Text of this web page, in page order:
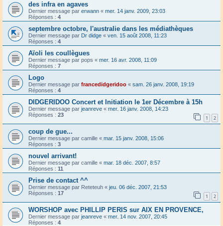
des infra en agaves
Dernier message par erwann « mer. 14 janv. 2009, 23:03
Réponses : 4
septembre octobre, l'australie dans les médiathèques
Dernier message par Dr didge « ven. 15 août 2008, 11:23
Réponses : 4
Aïoli les coullègues
Dernier message par pops « mer. 16 avr. 2008, 11:09
Réponses : 7
Logo
Dernier message par francedidgeridoo « sam. 26 janv. 2008, 19:19
Réponses : 4
DIDGERIDOO Concert et Initiation le 1er Décembre à 15h
Dernier message par jeanreve « mer. 16 janv. 2008, 14:23
Réponses : 23 1 2
coup de gue...
Dernier message par camille « mar. 15 janv. 2008, 15:06
Réponses : 3
nouvel arrivant!
Dernier message par camille « mar. 18 déc. 2007, 8:57
Réponses : 11
Prise de contact ^^
Dernier message par Reteteuh « jeu. 06 déc. 2007, 21:53
Réponses : 17 1 2
WORSHOP avec PHILLIP PERIS sur AIX EN PROVENCE,
Dernier message par jeanreve « mer. 14 nov. 2007, 20:45
Réponses : 4